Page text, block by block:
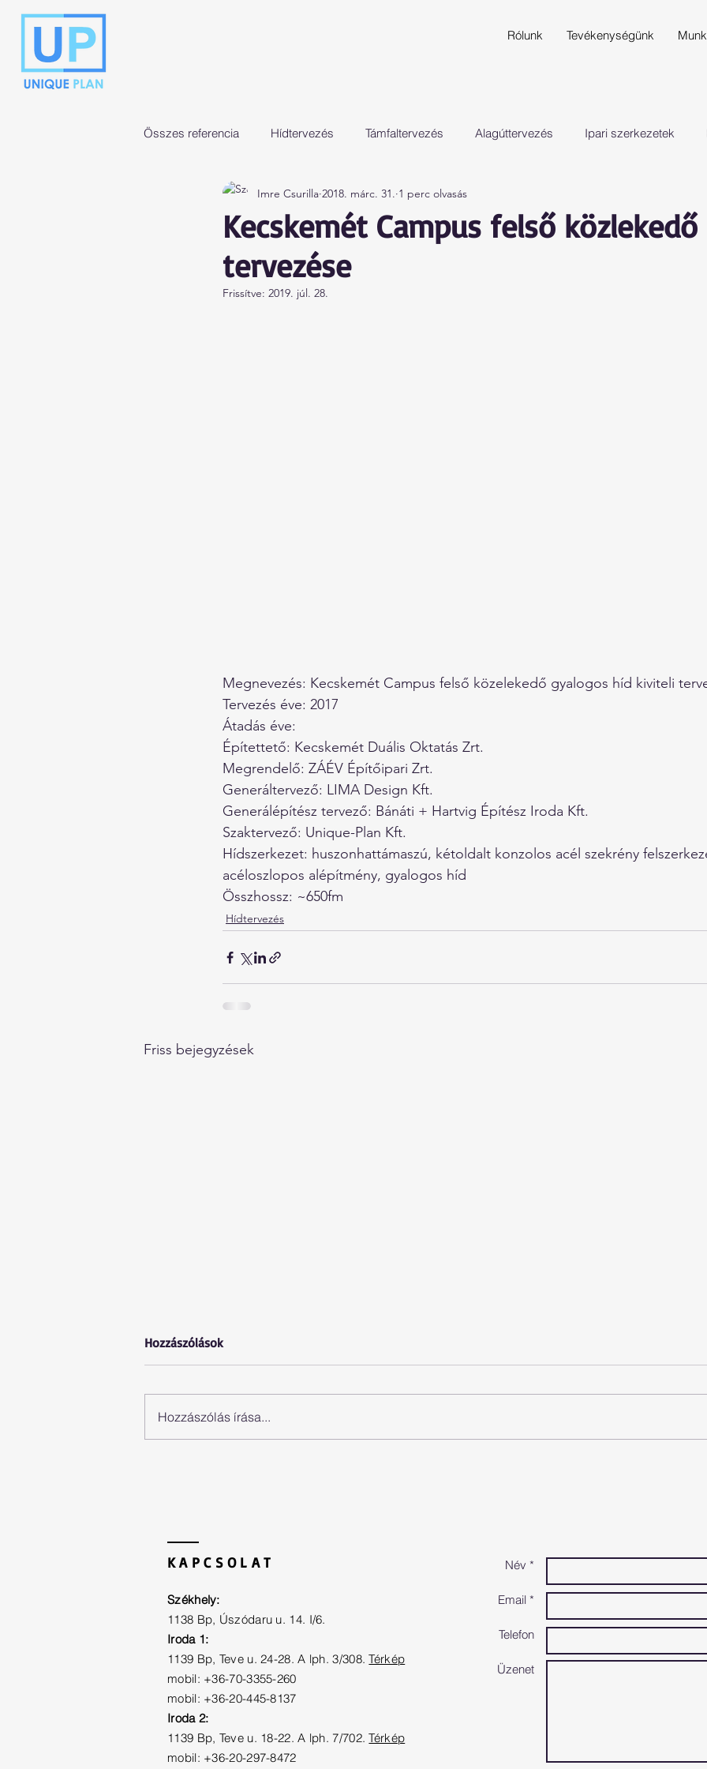
Rólunk Tevékenységünk
Összes referencia Hídtervezés Támfaltervezés Alagúttervezés Ipari szerkezetek
Egyéb munkák
Kecskemét Campus felső közlekedő
tervezése
Imre Csurilla 2018. márc. 31. 1 perc olvasás
Frissítve: 2019. júl. 28.
Megnevezés: Kecskemét Campus felső közelekedő gyalogos híd kiviteli
Tervezés éve: 2017
Átadás éve:
Építettető: Kecskemét Duális Oktatás Zrt.
Megrendelő: ZÁÉV Építőipari Zrt.
Generáltervező: LIMA Design Kft.
Generálépítész tervező: Bánáti + Hartvig Építész Iroda Kft.
Szaktervező: Unique-Plan Kft.
Hídszerkezet: huszonhattámaszú, kétoldalt konzolos acél szekrény
acéloszlopos alépítmény, gyalogos híd
Összhossz: ~650fm
Hídtervezés
Friss bejegyzések
Hozzászólások
Hozzászólás írása...
KAPCSOLAT
Székhely:
1138 Bp, Úszódaru u. 14. I/6.
Iroda 1:
1139 Bp, Teve u. 24-28. A lph. 3/308.Térkép
mobil: +36-70-3355-260
mobil: +36-20-445-8137
Iroda 2:
1139 Bp, Teve u. 18-22. A lph. 7/702.Térkép
mobil: +36-20-297-8472
Név *
Email *
Telefon
Üzenet